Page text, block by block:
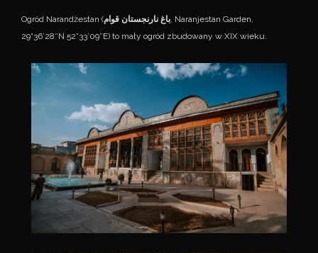
Ogród Narandżestan (باغ نارنجستان قوام, Naranjestan Garden,
29°36’28″N 52°33’09″E) to mały ogród zbudowany w XIX wieku.